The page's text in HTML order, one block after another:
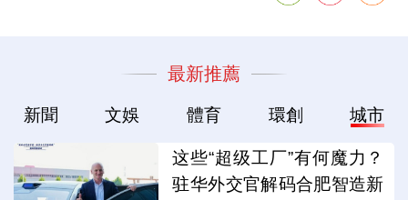
最新推薦
新聞 文娛 體育 環創 城市
这些“超级工厂”有何魔力？
驻华外交官解码合肥智造新